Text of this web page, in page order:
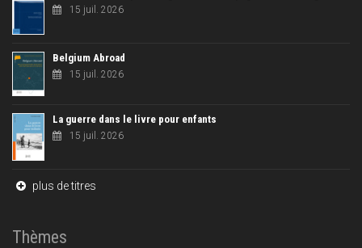
15 juil. 2026
Belgium Abroad
15 juil. 2026
La guerre dans le livre pour enfants
15 juil. 2026
plus de titres
Thèmes